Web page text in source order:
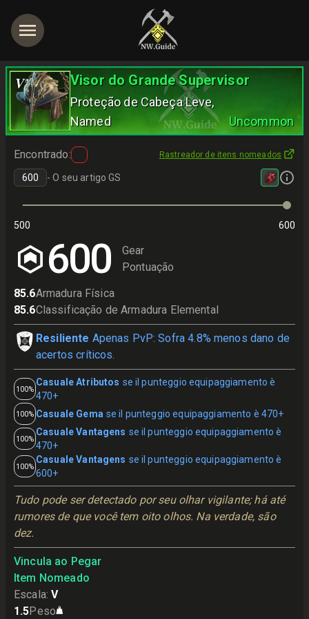
V Visor do Grande Supervisor
Proteção de Cabeça Leve,
Named
Uncommon
Encontrado: Rastreador de itens nomeados
-O seu artigo GS
500 600
600
Gear
Pontuação
85.6Armadura Física
85.6Classificação de Armadura Elemental
Resiliente Apenas PvP: Sofra 4.8% menos dano de
acertos críticos.
100%
Casuale Atributos se il punteggio equipaggiamento è
470+
100% Casuale Gema se il punteggio equipaggiamento è 470+
100%
Casuale Vantagens se il punteggio equipaggiamento è
470+
100%
Casuale Vantagens se il punteggio equipaggiamento è
600+
Tudo pode ser detectado por seu olhar vigilante; há até
rumores de que você tem oito olhos. Na verdade, são
dez.
Vincula ao Pegar
Item Nomeado
Escala: V
1.5Peso